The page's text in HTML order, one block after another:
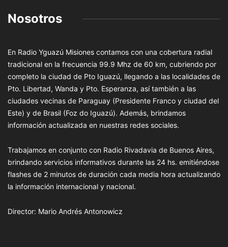
Nosotros
En Radio Yguazú Misiones contamos con una cobertura radial
tradicional en la frecuencia 99.9 Mhz de 60 km, cubriendo por
completo la ciudad de Pto Iguazú, llegando a las localidades de
Pto. Libertad, Wanda y Pto. Esperanza, así también a las
ciudades vecinas de Paraguay (Presidente Franco y ciudad del
Este) y de Brasil (Foz do Iguazú). Además, brindamos
información actualizada en nuestras redes sociales.
Trabajamos en conjunto con Radio Rivadavia de Buenos Aires,
brindando servicios informativos durante las 24 hs. emitiéndose
flashes de 2 minutos de duración cada media hora actualizando
la información internacional y nacional.
Director: Mario Andrés Antonowicz